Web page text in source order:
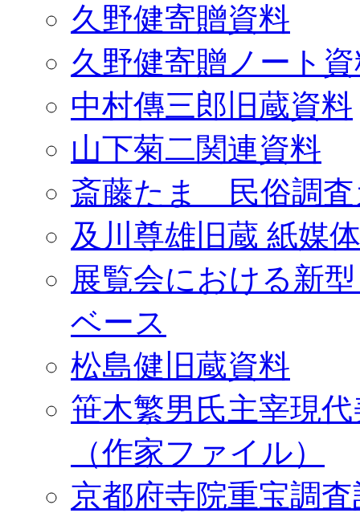
久野健寄贈資料
久野健寄贈ノート
中村傳三郎旧蔵資料
山下菊二関連資料
斎藤たま 民俗調査
及川尊雄旧蔵 紙媒
展覧会における新
ベース
松島健旧蔵資料
笹木繁男氏主宰現
（作家ファイル）
京都府寺院重宝調